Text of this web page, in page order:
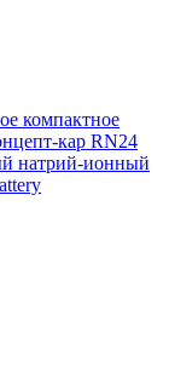
компактное
кар RN24
натрий-ионный